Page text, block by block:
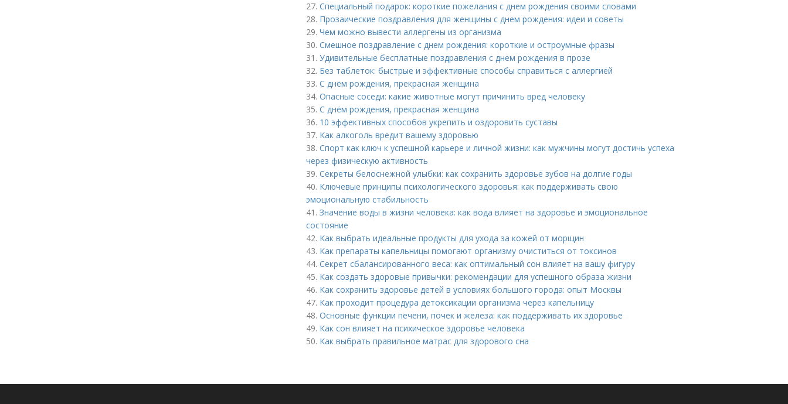
27. Специальный подарок: короткие пожелания с днем рождения своими словами
28. Прозаические поздравления для женщины с днем рождения: идеи и советы
29. Чем можно вывести аллергены из организма
30. Смешное поздравление с днем рождения: короткие и остроумные фразы
31. Удивительные бесплатные поздравления с днем рождения в прозе
32. Без таблеток: быстрые и эффективные способы справиться с аллергией
33. С днём рождения, прекрасная женщина
34. Опасные соседи: какие животные могут причинить вред человеку
35. С днём рождения, прекрасная женщина
36. 10 эффективных способов укрепить и оздоровить суставы
37. Как алкоголь вредит вашему здоровью
38. Спорт как ключ к успешной карьере и личной жизни: как мужчины могут достичь успеха
через физическую активность
39. Секреты белоснежной улыбки: как сохранить здоровье зубов на долгие годы
40. Ключевые принципы психологического здоровья: как поддерживать свою
эмоциональную стабильность
41. Значение воды в жизни человека: как вода влияет на здоровье и эмоциональное
состояние
42. Как выбрать идеальные продукты для ухода за кожей от морщин
43. Как препараты капельницы помогают организму очиститься от токсинов
44. Секрет сбалансированного веса: как оптимальный сон влияет на вашу фигуру
45. Как создать здоровые привычки: рекомендации для успешного образа жизни
46. Как сохранить здоровье детей в условиях большого города: опыт Москвы
47. Как проходит процедура детоксикации организма через капельницу
48. Основные функции печени, почек и железа: как поддерживать их здоровье
49. Как сон влияет на психическое здоровье человека
50. Как выбрать правильное матрас для здорового сна